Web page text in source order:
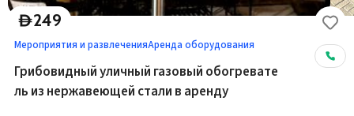
D249
Мероприятия и развлеченияАренда оборудования
Грибовидный уличный газовый обогревате
ль из нержавеющей стали в аренду